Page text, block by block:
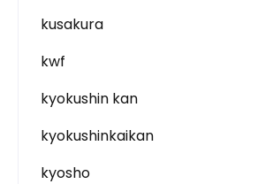
kusakura
kwf
kyokushin kan
kyokushinkaikan
kyosho